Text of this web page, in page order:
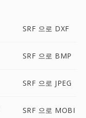
SRF 으로 DXF
SRF 으로 BMP
SRF 으로 JPEG
SRF 으로 MOBI